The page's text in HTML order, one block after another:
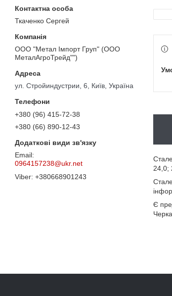
Ткаченко Сергей
ООО "Метал Імпорт Груп" (ООО
МеталАгроТрейд"")
ул. Стройиндустрии, 6, Київ, Україна
+380 (96) 415-72-38
+380 (66) 890-12-43
0964157238@ukr.net
+380668901243
24,0;
Є